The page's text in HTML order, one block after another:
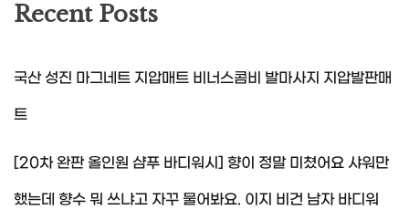
Recent Posts
국산 성진 마그네트 지압매트 비너스콤비 발마사지 지압발판매
트
[20차 완판 올인원 샴푸 바디워시] 향이 정말 미쳤어요 샤워만
했는데 향수 뭐 쓰냐고 자꾸 물어봐요. 이지 비건 남자 바디워